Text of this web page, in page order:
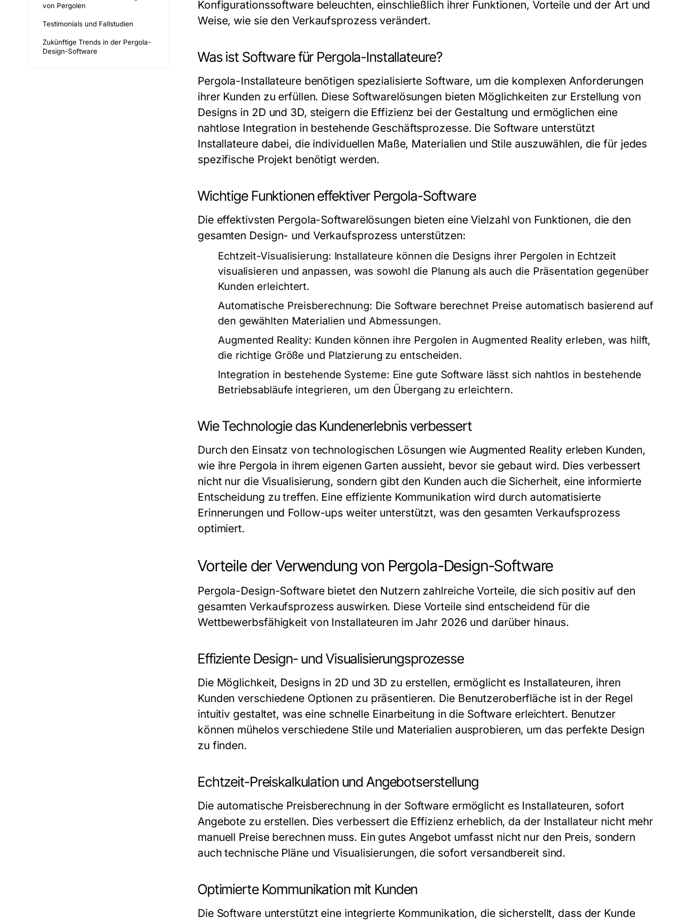
von Pergolen
Testimonials und Fallstudien
Zukünftige Trends in der Pergola-
Design-Software
Konfigurationssoftware beleuchten, einschließlich ihrer Funktionen, Vorteile und der Art und
Weise, wie sie den Verkaufsprozess verändert.
Was ist Software für Pergola-Installateure?
Pergola-Installateure benötigen spezialisierte Software, um die komplexen Anforderungen
ihrer Kunden zu erfüllen. Diese Softwarelösungen bieten Möglichkeiten zur Erstellung von
Designs in 2D und 3D, steigern die Effizienz bei der Gestaltung und ermöglichen eine
nahtlose Integration in bestehende Geschäftsprozesse. Die Software unterstützt
Installateure dabei, die individuellen Maße, Materialien und Stile auszuwählen, die für jedes
spezifische Projekt benötigt werden.
Wichtige Funktionen effektiver Pergola-Software
Die effektivsten Pergola-Softwarelösungen bieten eine Vielzahl von Funktionen, die den
gesamten Design- und Verkaufsprozess unterstützen:
Echtzeit-Visualisierung: Installateure können die Designs ihrer Pergolen in Echtzeit
visualisieren und anpassen, was sowohl die Planung als auch die Präsentation gegenüber
Kunden erleichtert.
Automatische Preisberechnung: Die Software berechnet Preise automatisch basierend auf
den gewählten Materialien und Abmessungen.
Augmented Reality: Kunden können ihre Pergolen in Augmented Reality erleben, was hilft,
die richtige Größe und Platzierung zu entscheiden.
Integration in bestehende Systeme: Eine gute Software lässt sich nahtlos in bestehende
Betriebsabläufe integrieren, um den Übergang zu erleichtern.
Wie Technologie das Kundenerlebnis verbessert
Durch den Einsatz von technologischen Lösungen wie Augmented Reality erleben Kunden,
wie ihre Pergola in ihrem eigenen Garten aussieht, bevor sie gebaut wird. Dies verbessert
nicht nur die Visualisierung, sondern gibt den Kunden auch die Sicherheit, eine informierte
Entscheidung zu treffen. Eine effiziente Kommunikation wird durch automatisierte
Erinnerungen und Follow-ups weiter unterstützt, was den gesamten Verkaufsprozess
optimiert.
Vorteile der Verwendung von Pergola-Design-Software
Pergola-Design-Software bietet den Nutzern zahlreiche Vorteile, die sich positiv auf den
gesamten Verkaufsprozess auswirken. Diese Vorteile sind entscheidend für die
Wettbewerbsfähigkeit von Installateuren im Jahr 2026 und darüber hinaus.
Effiziente Design- und Visualisierungsprozesse
Die Möglichkeit, Designs in 2D und 3D zu erstellen, ermöglicht es Installateuren, ihren
Kunden verschiedene Optionen zu präsentieren. Die Benutzeroberfläche ist in der Regel
intuitiv gestaltet, was eine schnelle Einarbeitung in die Software erleichtert. Benutzer
können mühelos verschiedene Stile und Materialien ausprobieren, um das perfekte Design
zu finden.
Echtzeit-Preiskalkulation und Angebotserstellung
Die automatische Preisberechnung in der Software ermöglicht es Installateuren, sofort
Angebote zu erstellen. Dies verbessert die Effizienz erheblich, da der Installateur nicht mehr
manuell Preise berechnen muss. Ein gutes Angebot umfasst nicht nur den Preis, sondern
auch technische Pläne und Visualisierungen, die sofort versandbereit sind.
Optimierte Kommunikation mit Kunden
Die Software unterstützt eine integrierte Kommunikation, die sicherstellt, dass der Kunde